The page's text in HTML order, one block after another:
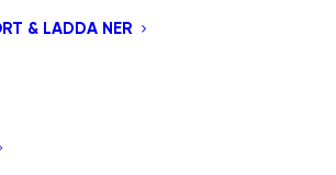
& LADDA NER
DU VILL KONTAKTA